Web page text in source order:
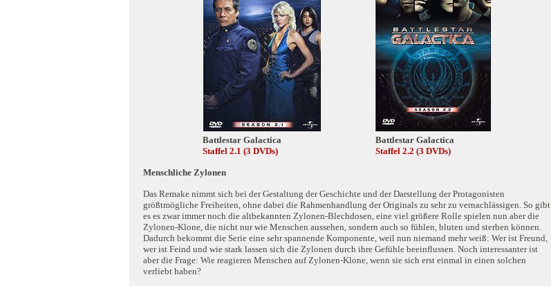
Battlestar Galactica
Staffel 2.1 (3 DVDs)
Battlestar Galactica
Staffel 2.2 (3 DVDs)
Menschliche Zylonen
Das Remake nimmt sich bei der Gestaltung der Geschichte und der Darstellung der Protagonisten
größtmögliche Freiheiten, ohne dabei die Rahmenhandlung der Originals zu sehr zu vernachlässigen. So gibt
es es zwar immer noch die altbekannten Zylonen-Blechdosen, eine viel größere Rolle spielen nun aber die
Zylonen-Klone, die nicht nur wie Menschen aussehen, sondern auch so fühlen, bluten und sterben können.
Dadurch bekommt die Serie eine sehr spannende Komponente, weil nun niemand mehr weiß: Wer ist Freund,
wer ist Feind und wie stark lassen sich die Zylonen durch ihre Gefühle beeinflussen. Noch interessanter ist
aber die Frage: Wie reagieren Menschen auf Zylonen-Klone, wenn sie sich erst einmal in einen solchen
verliebt haben?